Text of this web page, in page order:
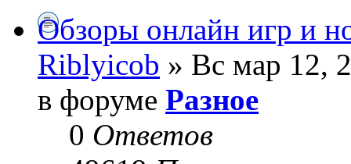
Обзоры онлайн игр и
Riblyicob » Вс мар 12,
в форуме Разное
0 Ответов